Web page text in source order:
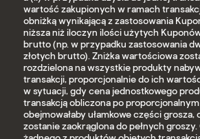
wartość zakupionych w ramach
obniżką wynikającą z zastosowania
niższa niż iloczyn ilości użytych
brutto (np. w przypadku zastosowania
złotych brutto). Zniżka wartościowa
rozdzielona na wszystkie produkty
transakcji, proporcjonalnie do ich
w sytuacji, gdy cena jednostkowego
transakcją obliczona po
obejmowałaby ułamkowe części
zostanie zaokrąglona do pełnych groszy.